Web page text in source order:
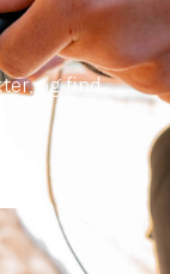
og find